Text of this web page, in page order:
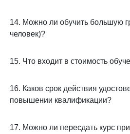
14. Можно ли обучить большую
человек)?
15. Что входит в стоимость
16. Каков срок действия
повышении квалификации?
17. Можно ли пересдать курс